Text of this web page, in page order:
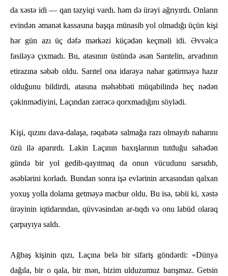
da xәstә idi — qan tәzyiqi vardı. һәm dә ürәyi ağrıyırdı. Onların
evindәn әmanәt kassasına başqa münasib yol olmadığı üçün kişi
һәr gün azı üç dәfә mәrkәzi küçәdәn keçmәli idi. Әvvәlcә
fasilәyә çıxmadı. Bu, atasının üstündә әsәn Sarıtelin, arvadının
etirazına sәbәb oldu. Sarıtel ona idarәyә naһar gәtirmәyә һazır
olduğunu bildirdi, atasına mәһәbbәti müqabilindә һeç nәdәn
çәkinmәdiyini, Laçından zәrrәcә qorxmadığını söylәdi.
Kişi, qızını dava-dalaşa, rәqabәtә salmağa razı olmayıb naһarını
özü ilә aparırdı. Lakin Laçının baxışlarının tutduğu saһәdәn
gündә bir yol gedib-qayıtmaq da onun vücudunu sarsıdıb,
әsәblәrini korladı. Bundan sonra işә evlәrinin arxasından qalxan
yoxuş yolla dolama getmәyә mәcbur oldu. Bu isә, tәbii ki, xәstә
ürәyinin iqtidarından, qüvvәsindәn ar-tıqdı vә onu labüd olaraq
çarpayıya saldı.
Ağbaş kişinin qızı, Laçına belә bir sifariş göndәrdi: «Dünya
dağıla, bir o qala, bir mәn, bizim ulduzumuz barışmaz. Getsin